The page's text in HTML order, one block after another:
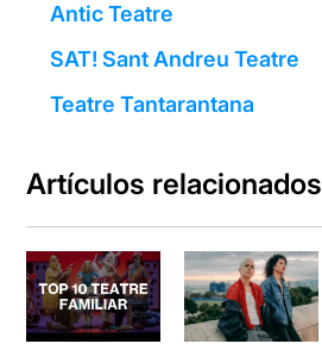
Antic Teatre
SAT! Sant Andreu Teatre
Teatre Tantarantana
Artículos relacionados